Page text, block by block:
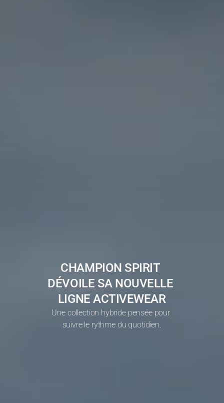
CHAMPION SPIRIT
DÉVOILE SA NOUVELLE
LIGNE ACTIVEWEAR
Une collection hybride pensée pour
suivre le rythme du quotidien.